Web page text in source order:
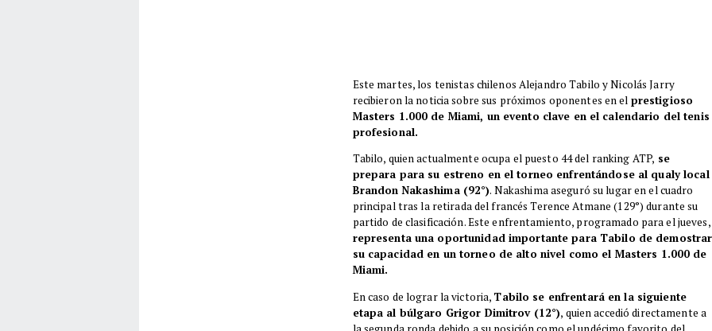
​Este martes, los tenistas chilenos Alejandro Tabilo y Nicolás Jarry
recibieron la noticia sobre sus próximos oponentes en el prestigioso
Masters 1.000 de Miami, un evento clave en el calendario del tenis
profesional.
​Tabilo, quien actualmente ocupa el puesto 44 del ranking ATP, se
prepara para su estreno en el torneo enfrentándose al qualy local
Brandon Nakashima (92°). Nakashima aseguró su lugar en el cuadro
principal tras la retirada del francés Terence Atmane (129°) durante su
partido de clasificación. Este enfrentamiento, programado para el jueves,
representa una oportunidad importante para Tabilo de demostrar
su capacidad en un torneo de alto nivel como el Masters 1.000 de
Miami.
En caso de lograr la victoria, Tabilo se enfrentará en la siguiente
etapa al búlgaro Grigor Dimitrov (12°), quien accedió directamente a